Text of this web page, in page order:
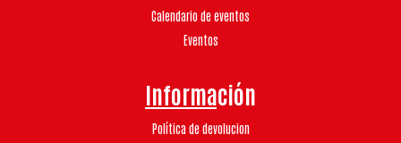
Calendario de eventos
Eventos
Información
Política de devolucion